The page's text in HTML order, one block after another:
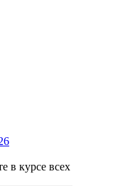
в курсе всех